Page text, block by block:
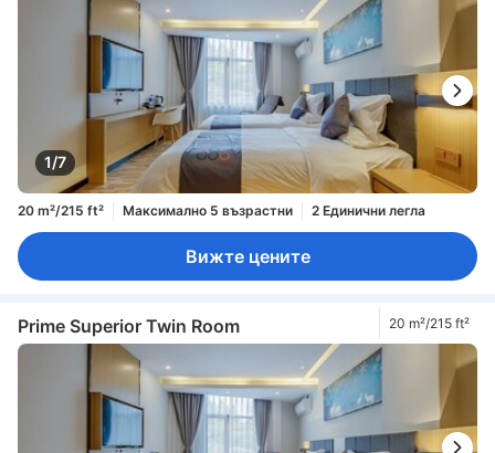
1/7
20 m²/215 ft² Максимално 5 възрастни 2 Единични легла
Вижте цените
Prime Superior Twin Room 20 m²/215 ft²